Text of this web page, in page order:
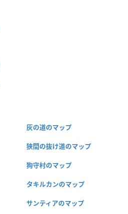
灰の道のマップ
狭間の抜け道のマップ
狗守村のマップ
タキルカンのマップ
サンティアのマップ